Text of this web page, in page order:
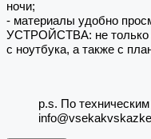
ночи;
- материалы удобно
УСТРОЙСТВА: не только
с ноутбука, а также с
p.s. По